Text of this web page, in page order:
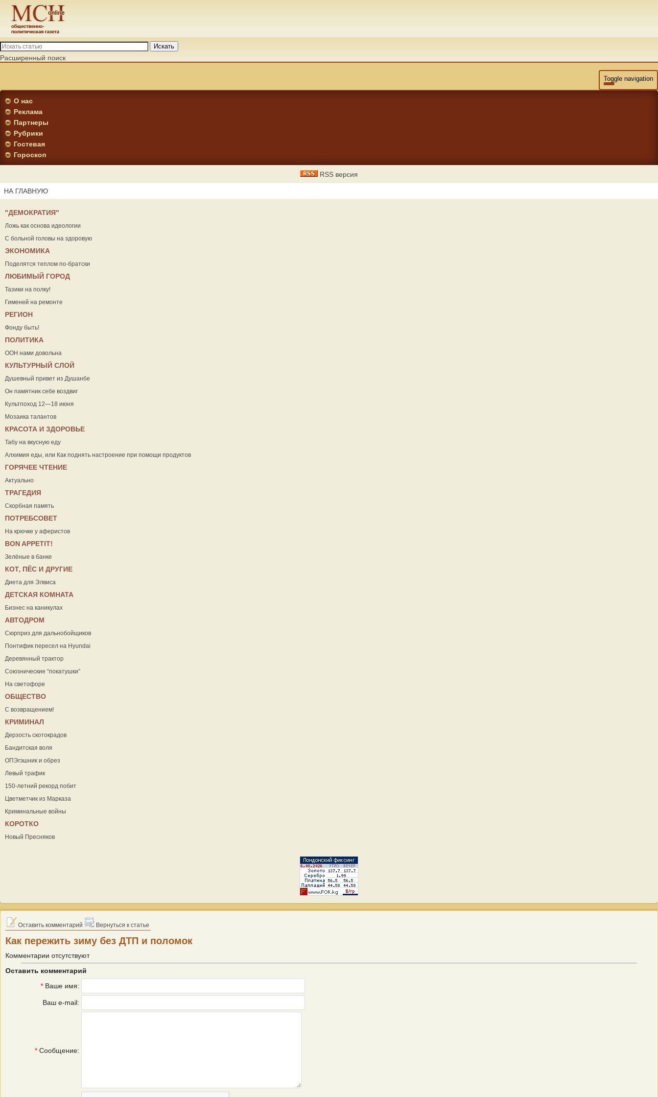
Искать
Расширенный поиск
Toggle navigation
О нас
Реклама
Партнеры
Рубрики
Гостевая
Гороскоп
RSS версия
НА ГЛАВНУЮ
"ДЕМОКРАТИЯ"
Ложь как основа идеологии
С больной головы на здоровую
ЭКОНОМИКА
Поделятся теплом по-братски
ЛЮБИМЫЙ ГОРОД
Тазики на полку!
Гименей на ремонте
РЕГИОН
Фонду быть!
ПОЛИТИКА
ООН нами довольна
КУЛЬТУРНЫЙ СЛОЙ
Душевный привет из Душанбе
Он памятник себе воздвиг
Культпоход 12—18 июня
Мозаика талантов
КРАСОТА И ЗДОРОВЬЕ
Табу на вкусную еду
Алхимия еды, или Как поднять настроение при помощи продуктов
ГОРЯЧЕЕ ЧТЕНИЕ
Актуально
ТРАГЕДИЯ
Скорбная память
ПОТРЕБСОВЕТ
На крючке у аферистов
ВON APPETIT!
Зелёные в банке
КОТ, ПЁС И ДРУГИЕ
Диета для Элвиса
ДЕТСКАЯ КОМНАТА
Бизнес на каникулах
АВТОДРОМ
Сюрприз для дальнобойщиков
Понтифик пересел на Hyundai
Деревянный трактор
Союзнические “покатушки”
На светофоре
ОБЩЕСТВО
С возвращением!
КРИМИНАЛ
Дерзость скотокрадов
Бандитская воля
ОПЭгэшник и обрез
Левый трафик
150-летний рекорд побит
Цветметчик из Марказа
Криминальные войны
КОРОТКО
Новый Пресняков
Оставить комментарий Вернуться к статье
Как пережить зиму без ДТП и поломок
Комментарии отсутствуют
Оставить комментарий
* Ваше имя:
Ваш e-mail:
* Сообщение: